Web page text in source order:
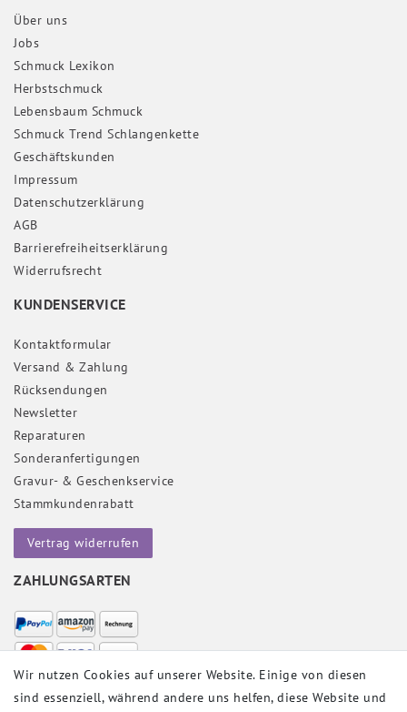
Über uns
Jobs
Schmuck Lexikon
Herbstschmuck
Lebensbaum Schmuck
Schmuck Trend Schlangenkette
Geschäftskunden
Impressum
Daten­schutz­erklärung
AGB
Barrierefreiheitserklärung
Widerrufs­recht
KUNDENSERVICE
Kontaktformular
Versand & Zahlung
Rücksendungen
Newsletter
Reparaturen
Sonderanfertigungen
Gravur- & Geschenkservice
Stammkundenrabatt
Vertrag widerrufen
ZAHLUNGSARTEN
Wir nutzen Cookies auf unserer Website. Einige von diesen
sind essenziell, während andere uns helfen, diese Website und